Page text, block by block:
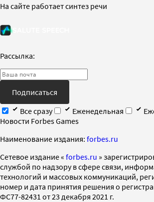
На сайте работает синтез речи
Рассылка:
Подписаться
Все сразу
Еженедельная
Новости Forbes Games
Наименование издания: forbes.ru
Cетевое издание « forbes.ru »
службой по надзору в сфере связи,
технологий и массовых коммуникаций,
номер и дата принятия решения о
ФС77-82431 от 23 декабря 2021 г.